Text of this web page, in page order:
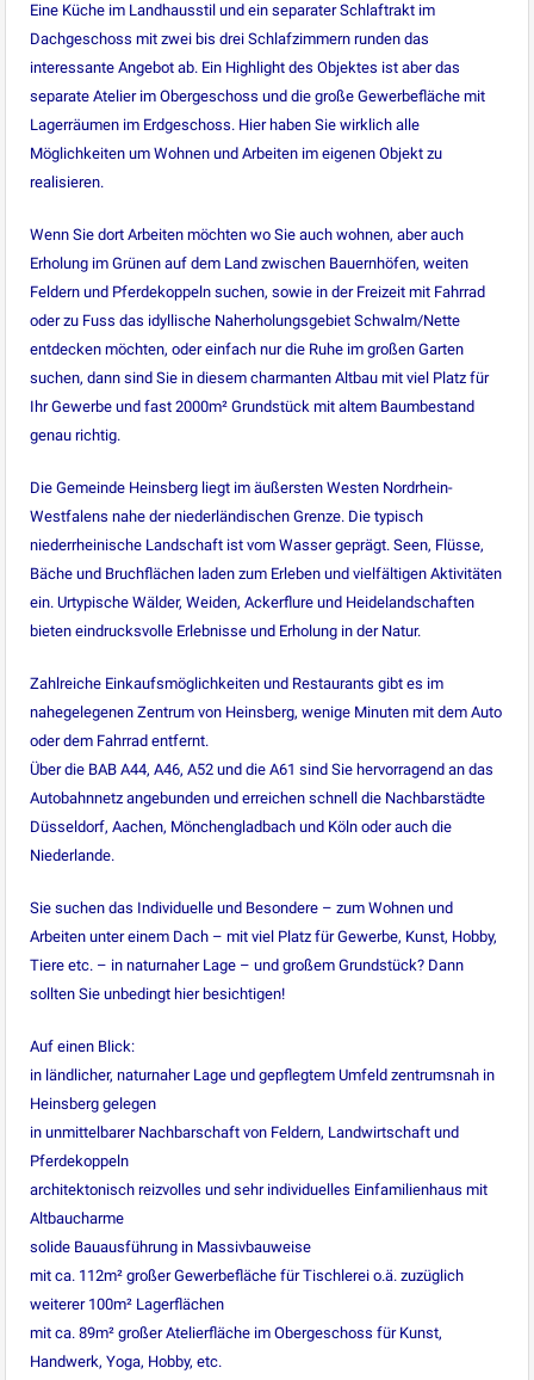
Eine Küche im Landhausstil und ein separater Schlaftrakt im
Dachgeschoss mit zwei bis drei Schlafzimmern runden das
interessante Angebot ab. Ein Highlight des Objektes ist aber das
separate Atelier im Obergeschoss und die große Gewerbefläche mit
Lagerräumen im Erdgeschoss. Hier haben Sie wirklich alle
Möglichkeiten um Wohnen und Arbeiten im eigenen Objekt zu
realisieren.
Wenn Sie dort Arbeiten möchten wo Sie auch wohnen, aber auch
Erholung im Grünen auf dem Land zwischen Bauernhöfen, weiten
Feldern und Pferdekoppeln suchen, sowie in der Freizeit mit Fahrrad
oder zu Fuss das idyllische Naherholungsgebiet Schwalm/Nette
entdecken möchten, oder einfach nur die Ruhe im großen Garten
suchen, dann sind Sie in diesem charmanten Altbau mit viel Platz für
Ihr Gewerbe und fast 2000m² Grundstück mit altem Baumbestand
genau richtig.
Die Gemeinde Heinsberg liegt im äußersten Westen Nordrhein-
Westfalens nahe der niederländischen Grenze. Die typisch
niederrheinische Landschaft ist vom Wasser geprägt. Seen, Flüsse,
Bäche und Bruchflächen laden zum Erleben und vielfältigen Aktivitäten
ein. Urtypische Wälder, Weiden, Ackerflure und Heidelandschaften
bieten eindrucksvolle Erlebnisse und Erholung in der Natur.
Zahlreiche Einkaufsmöglichkeiten und Restaurants gibt es im
nahegelegenen Zentrum von Heinsberg, wenige Minuten mit dem Auto
oder dem Fahrrad entfernt.
Über die BAB A44, A46, A52 und die A61 sind Sie hervorragend an das
Autobahnnetz angebunden und erreichen schnell die Nachbarstädte
Düsseldorf, Aachen, Mönchengladbach und Köln oder auch die
Niederlande.
Sie suchen das Individuelle und Besondere – zum Wohnen und
Arbeiten unter einem Dach – mit viel Platz für Gewerbe, Kunst, Hobby,
Tiere etc. – in naturnaher Lage – und großem Grundstück? Dann
sollten Sie unbedingt hier besichtigen!
Auf einen Blick:
in ländlicher, naturnaher Lage und gepflegtem Umfeld zentrumsnah in
Heinsberg gelegen
in unmittelbarer Nachbarschaft von Feldern, Landwirtschaft und
Pferdekoppeln
architektonisch reizvolles und sehr individuelles Einfamilienhaus mit
Altbaucharme
solide Bauausführung in Massivbauweise
mit ca. 112m² großer Gewerbefläche für Tischlerei o.ä. zuzüglich
weiterer 100m² Lagerflächen
mit ca. 89m² großer Atelierfläche im Obergeschoss für Kunst,
Handwerk, Yoga, Hobby, etc.